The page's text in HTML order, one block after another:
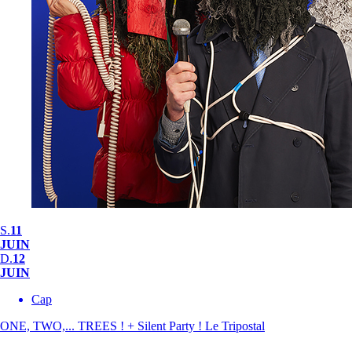
S.11
JUIN
D.12
JUIN
Cap
ONE, TWO,... TREES ! + Silent Party ! Le Tripostal